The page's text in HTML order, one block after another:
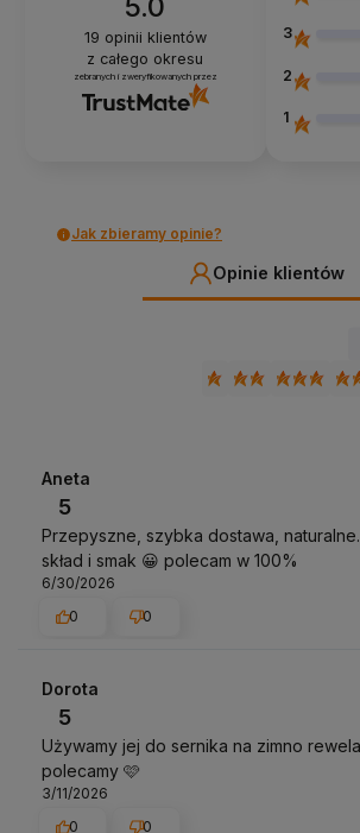
5.0
19 opinii klientów
z całego okresu
zebranych i zweryfikowanych przez
3
2
1
Jak zbieramy opinie?
Opinie klientów
Aneta
5
Przepyszne, szybka dostawa, naturalne.
skład i smak 😀 polecam w 100%
6/30/2026
0
0
Dorota
5
Używamy jej do sernika na zimno
polecamy 🩷
3/11/2026
0
0